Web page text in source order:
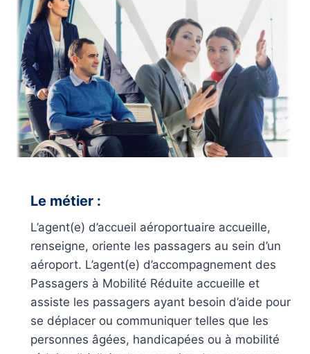
Le métier :
L’agent(e) d’accueil aéroportuaire accueille,
renseigne, oriente les passagers au sein d’un
aéroport. L’agent(e) d’accompagnement des
Passagers à Mobilité Réduite accueille et
assiste les passagers ayant besoin d’aide pour
se déplacer ou communiquer telles que les
personnes âgées, handicapées ou à mobilité